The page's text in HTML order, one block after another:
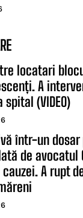
locatari
A
(VIDEO)
într-un dosar
de avocatul
A rupt